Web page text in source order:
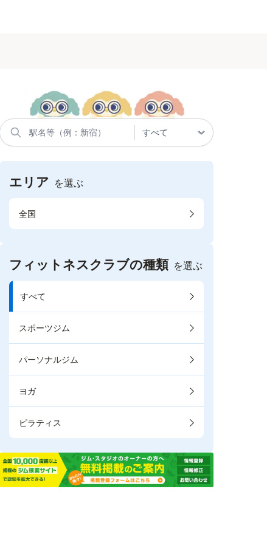
エリア を選ぶ
全国
フィットネスクラブの種類 を選ぶ
すべて
スポーツジム
パーソナルジム
ヨガ
ピラティス